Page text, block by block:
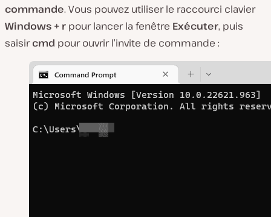
commande. Vous pouvez utiliser le raccourci clavier
Windows + r pour lancer la fenêtre Exécuter, puis
saisircmd pour ouvrir l’invite de commande :